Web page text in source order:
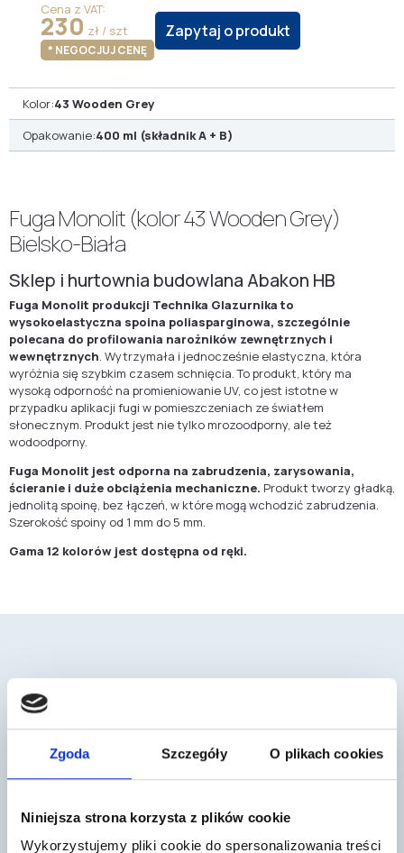
Zgoda Szczegóły O plikach cookies
Niniejsza strona korzysta z plików cookie
Wykorzystujemy pliki cookie do spersonalizowania treści
Cena z VAT:
230 zł / szt
* NEGOCJUJ CENĘ
Zapytaj o produkt
Kolor:43 Wooden Grey
Opakowanie:400 ml (składnik A + B)
Fuga Monolit (kolor 43 Wooden Grey)
Bielsko-Biała
Sklep i hurtownia budowlana Abakon HB
Fuga Monolit produkcji Technika Glazurnika to
wysokoelastyczna spoina poliasparginowa, szczególnie
polecana do profilowania narożników zewnętrznych i
wewnętrznych . Wytrzymała i jednocześnie elastyczna, która
wyróżnia się szybkim czasem schnięcia. To produkt, który ma
wysoką odporność na promieniowanie UV, co jest istotne w
przypadku aplikacji fugi w pomieszczeniach ze światłem
słonecznym. Produkt jest nie tylko mrozoodporny, ale też
wodoodporny.
Fuga Monolit jest odporna na zabrudzenia, zarysowania,
ścieranie i duże obciążenia mechaniczne. Produkt tworzy gładką,
jednolitą spoinę, bez łączeń, w które mogą wchodzić zabrudzenia.
Szerokość spoiny od 1 mm do 5 mm.
Gama 12 kolorów jest dostępna od ręki.
Mogą cię również zainteresować